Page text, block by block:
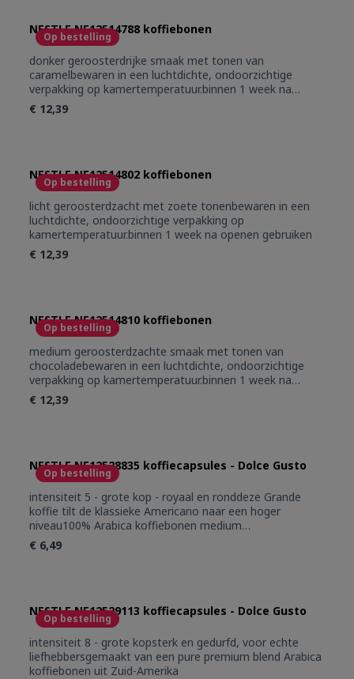
Op bestelling
NESTLE NE12514788 koffiebonen
donker geroosterdrijke smaak met tonen van
caramelbewaren in een luchtdichte, ondoorzichtige
verpakking op kamertemperatuur.binnen 1 week na
openen gebruiken.
€ 12,39
Op bestelling
NESTLE NE12514802 koffiebonen
licht geroosterdzacht met zoete tonenbewaren in een
luchtdichte, ondoorzichtige verpakking op
kamertemperatuur.binnen 1 week na openen gebruiken
€ 12,39
Op bestelling
NESTLE NE12514810 koffiebonen
medium geroosterdzachte smaak met tonen van
chocoladebewaren in een luchtdichte, ondoorzichtige
verpakking op kamertemperatuur.binnen 1 week na
openen gebruiken.
€ 12,39
Op bestelling
NESTLE NE12528835 koffiecapsules - Dolce Gusto
intensiteit 5 - grote kop - royaal en ronddeze Grande
koffie tilt de klassieke Americano naar een hoger
niveau100% Arabica koffiebonen medium
geroosterdideaal als eerste kop koffie in de ochtend - of
op andere momenten...
€ 6,49
Op bestelling
NESTLE NE12529113 koffiecapsules - Dolce Gusto
intensiteit 8 - grote kopsterk en gedurfd, voor echte
liefhebbersgemaakt van een pure premium blend Arabica
koffiebonen uit Zuid-Amerika